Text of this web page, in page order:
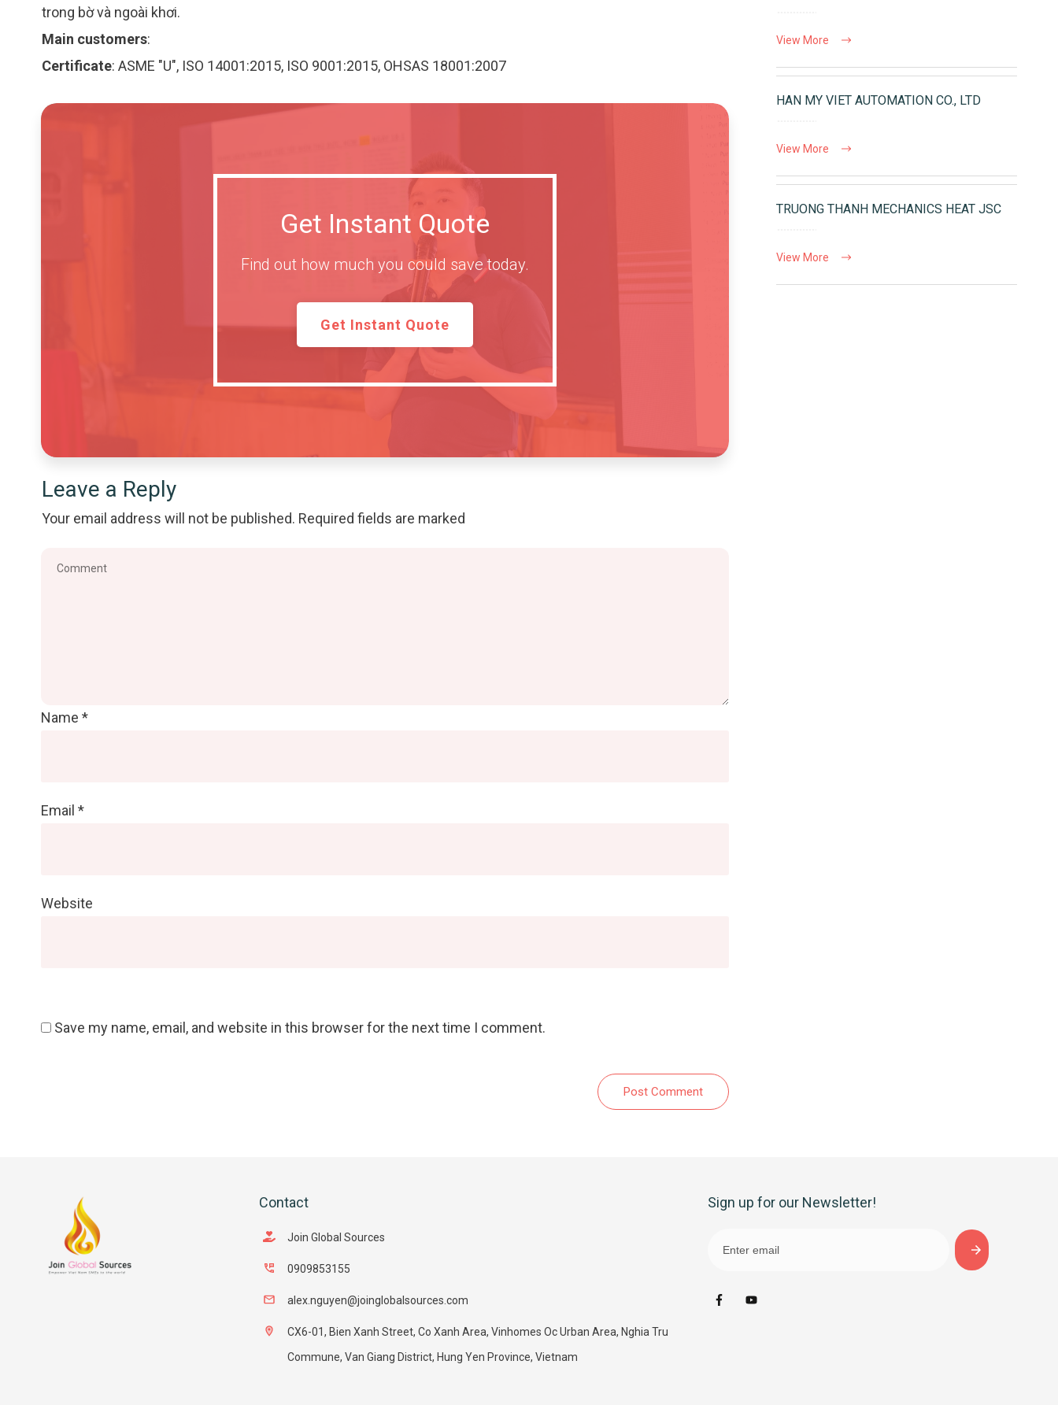
trong bờ và ngoài khơi.
Main customers:
Certificate: ASME "U", ISO 14001:2015, ISO 9001:2015, OHSAS 18001:2007
Get Instant Quote
Find out how much you could save today.
Get Instant Quote
Leave a Reply
Your email address will not be published. Required fields are marked
Name *
Email *
Website
Save my name, email, and website in this browser for the next time I comment.
Post Comment
View More
HAN MY VIET AUTOMATION CO., LTD
View More
TRUONG THANH MECHANICS HEAT JSC
View More
Contact
Join Global Sources
0909853155
alex.nguyen@joinglobalsources.com
CX6-01, Bien Xanh Street, Co Xanh Area, Vinhomes Oc Urban Area, Nghia Tru
Commune, Van Giang District, Hung Yen Province, Vietnam
Sign up for our Newsletter!